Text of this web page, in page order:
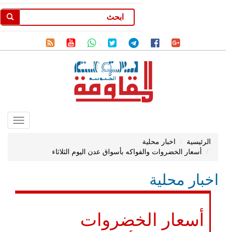
الرئيسية
اخبار محلية
أسعار الخضروات والفواكه بأسواق عدن اليوم الثلاثاء
اخبار محلية
أسعار الخضروات